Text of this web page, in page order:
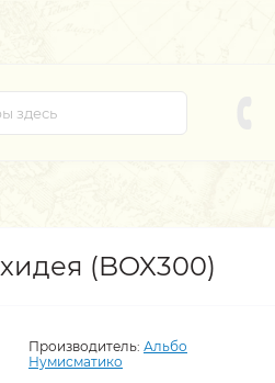
(BOX300)
Производитель: Альбо
Нумисматико